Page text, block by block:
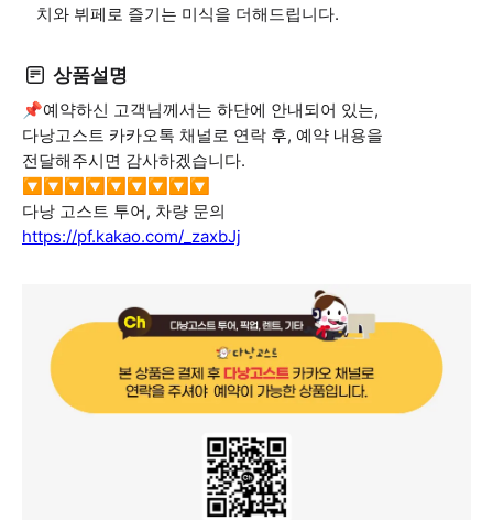
치와 뷔페로 즐기는 미식을 더해드립니다.
상품설명
📌예약하신 고객님께서는 하단에 안내되어 있는,
다낭고스트 카카오톡 채널로 연락 후, 예약 내용을
전달해주시면 감사하겠습니다.
🔽🔽🔽🔽🔽🔽🔽🔽🔽
다낭 고스트 투어, 차량 문의
https://pf.kakao.com/_zaxbJj